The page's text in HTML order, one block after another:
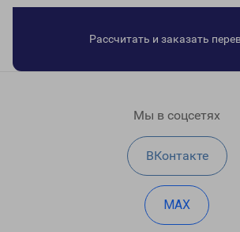
Рассчитать и заказать
Мы в соцсетях
ВКонтакте
MAX